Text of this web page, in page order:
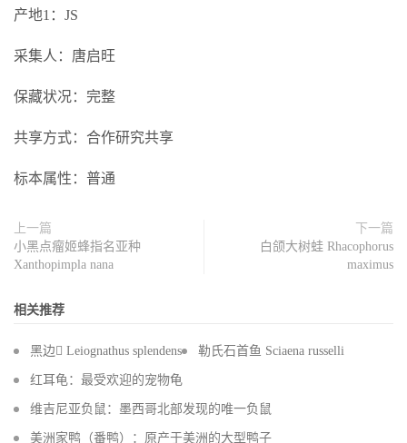
产地1：JS
采集人：唐启旺
保藏状况：完整
共享方式：合作研究共享
标本属性：普通
上一篇
小黑点瘤姬蜂指名亚种
Xanthopimpla nana
下一篇
白颌大树蛙 Rhacophorus
maximus
相关推荐
黑边 Leiognathus splendens 勒氏石首鱼 Sciaena russelli
红耳龟：最受欢迎的宠物龟
维吉尼亚负鼠：墨西哥北部发现的唯一负鼠
美洲家鸭（番鸭）：原产于美洲的大型鸭子